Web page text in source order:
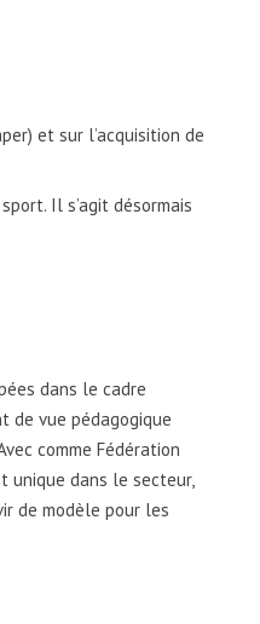
et sur l’acquisition de
Il s’agit désormais
dans le cadre
de vue pédagogique
comme Fédération
unique dans le secteur,
de modèle pour les